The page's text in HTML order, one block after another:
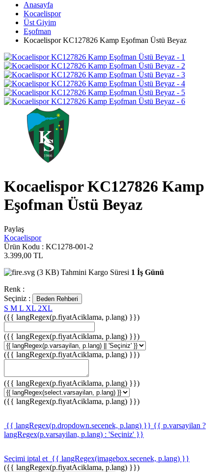
Anasayfa
Kocaelispor
Üst Giyim
Eşofman
Kocaelispor KC127826 Kamp Eşofman Üstü Beyaz
Kocaelispor KC127826 Kamp
Eşofman Üstü Beyaz
Paylaş
Kocaelispor
Ürün Kodu : KC1278-001-2
3.399,00 TL
Tahmini Kargo Süresi 1 İş Günü
Renk :
Seçiniz :
Beden Rehberi
S M L XL 2XL
({{ langRegex(p.fiyatAciklama, p.lang) }})
({{ langRegex(p.fiyatAciklama, p.lang) }})
({{ langRegex(p.fiyatAciklama, p.lang) }})
({{ langRegex(p.fiyatAciklama, p.lang) }})
({{ langRegex(p.fiyatAciklama, p.lang) }})
{{ langRegex(p.dropdown.secenek, p.lang) }} {{ p.varsayilan ?
langRegex(p.varsayilan, p.lang) : 'Seçiniz' }}
Seçimi iptal et {{ langRegex(imagebox.secenek, p.lang) }}
({{ langRegex(p.fiyatAciklama, p.lang) }})